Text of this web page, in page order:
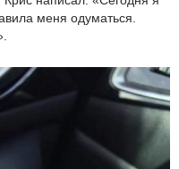
меня одуматься.